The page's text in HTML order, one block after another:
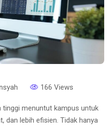
166 Views
tinggi menuntut kampus untuk
dan lebih efisien. Tidak hanya